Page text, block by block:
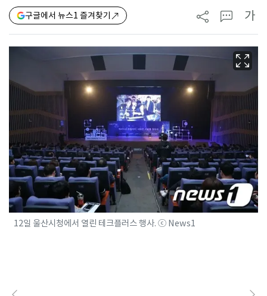
구글에서 뉴스1 즐겨찾기 가
12일 울산시청에서 열린 테크플러스 행사. ⓒ News1